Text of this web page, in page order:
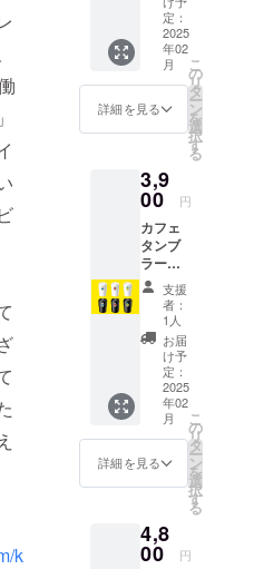
k
クリッ
プバッ
FREAK
Y
HEADS
のス
テッ
セット
Johnny
Burger
Nyan
Fortune
T･T
FREAK
HEADS
ロゴ
size 約
70×35
mm (ロ
ゴのみ
60×30
mm)
BURGE
プバッ
チ size
定：
2025
年02
月
詳細を見る
こ
の
リ
タ
ー
ン
を
選
択
す
る
3,9
00 円
カフェ
タンブ
ラー 1
種 2層
構造で
保温性
の高い
タンブ
ラーに
FREAK
HEADS
のキャ
ラク
ターと
ロゴを
ンしま
した。
支援
者：
1人
お届
け予
定：
2025
年02
月
詳細を見る
こ
の
リ
タ
ー
ン
を
選
択
す
る
4,8
00 円